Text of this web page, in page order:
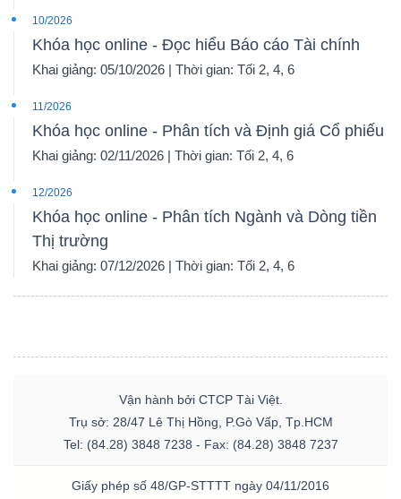
10/2026
Khóa học online - Đọc hiểu Báo cáo Tài chính
Khai giảng: 05/10/2026 | Thời gian: Tối 2, 4, 6
11/2026
Khóa học online - Phân tích và Định giá Cổ phiếu
Khai giảng: 02/11/2026 | Thời gian: Tối 2, 4, 6
12/2026
Khóa học online - Phân tích Ngành và Dòng tiền
Thị trường
Khai giảng: 07/12/2026 | Thời gian: Tối 2, 4, 6
Vận hành bởi CTCP Tài Việt.
Trụ sở: 28/47 Lê Thị Hồng, P.Gò Vấp, Tp.HCM
Tel: (84.28) 3848 7238 - Fax: (84.28) 3848 7237
Giấy phép số 48/GP-STTTT ngày 04/11/2016